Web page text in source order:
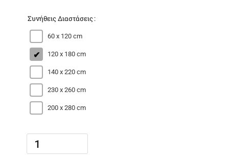
Συνήθεις Διαστάσεις
60 x 120 cm
120 x 180 cm
140 x 220 cm
230 x 260 cm
200 x 280 cm